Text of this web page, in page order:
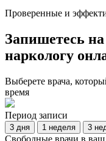
Проверенные и
Запишетесь
наркологу
Выберете врача,
время
Период записи
3 дня 1 неделя 3
Свободные врачи в ваш